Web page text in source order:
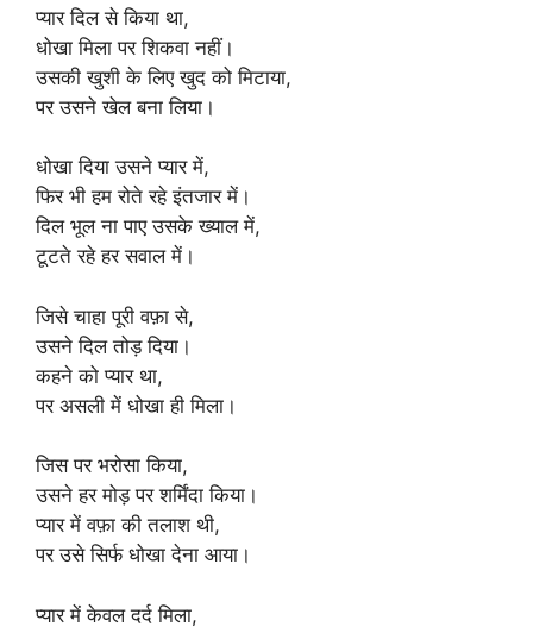
प्यार दिल से किया था,
धोखा मिला पर शिकवा नहीं।
उसकी खुशी के लिए खुद को मिटाया,
पर उसने खेल बना लिया।
धोखा दिया उसने प्यार में,
फिर भी हम रोते रहे इंतजार में।
दिल भूल ना पाए उसके ख्याल में,
टूटते रहे हर सवाल में।
जिसे चाहा पूरी वफ़ा से,
उसने दिल तोड़ दिया।
कहने को प्यार था,
पर असली में धोखा ही मिला।
जिस पर भरोसा किया,
उसने हर मोड़ पर शर्मिंदा किया।
प्यार में वफ़ा की तलाश थी,
पर उसे सिर्फ धोखा देना आया।
प्यार में केवल दर्द मिला,